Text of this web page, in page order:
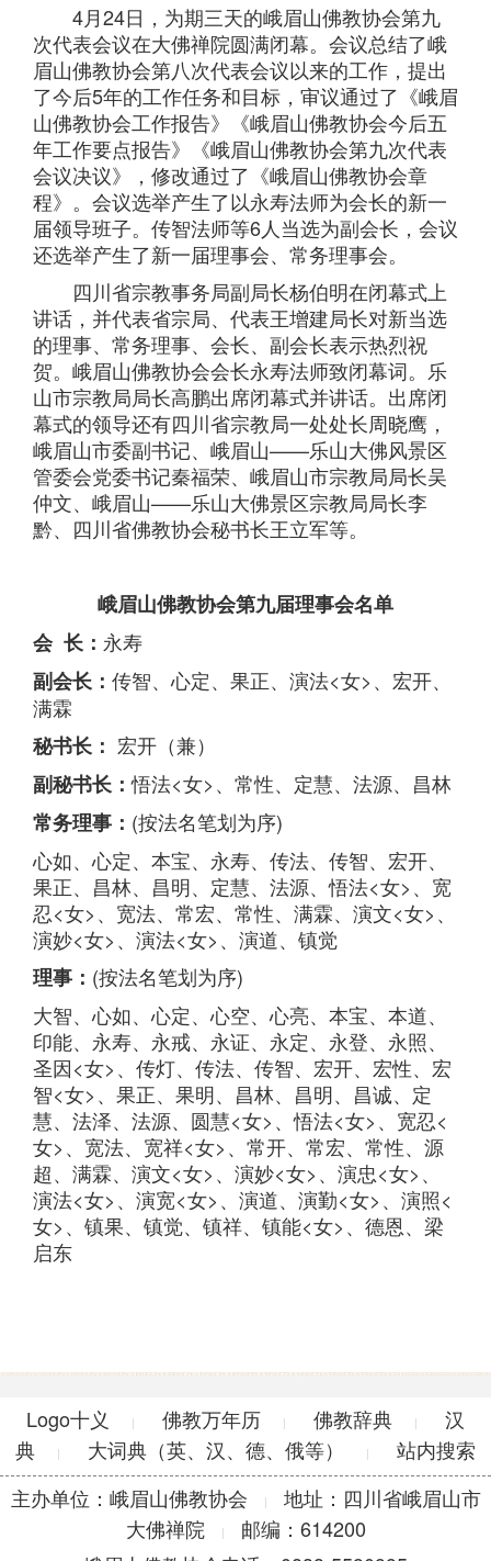
4月24日，为期三天的峨眉山佛教协会第九
次代表会议在大佛禅院圆满闭幕。会议总结了峨
眉山佛教协会第八次代表会议以来的工作，提出
了今后5年的工作任务和目标，审议通过了《峨眉
山佛教协会工作报告》《峨眉山佛教协会今后五
年工作要点报告》《峨眉山佛教协会第九次代表
会议决议》，修改通过了《峨眉山佛教协会章
程》。会议选举产生了以永寿法师为会长的新一
届领导班子。传智法师等6人当选为副会长，会议
还选举产生了新一届理事会、常务理事会。
四川省宗教事务局副局长杨伯明在闭幕式上
讲话，并代表省宗局、代表王增建局长对新当选
的理事、常务理事、会长、副会长表示热烈祝
贺。峨眉山佛教协会会长永寿法师致闭幕词。乐
山市宗教局局长高鹏出席闭幕式并讲话。出席闭
幕式的领导还有四川省宗教局一处处长周晓鹰，
峨眉山市委副书记、峨眉山——乐山大佛风景区
管委会党委书记秦福荣、峨眉山市宗教局局长吴
仲文、峨眉山——乐山大佛景区宗教局局长李
黔、四川省佛教协会秘书长王立军等。
峨眉山佛教协会第九届理事会名单
会 长： 永寿
副会长： 传智、心定、果正、演法<女>、宏开、
满霖
秘书长： 宏开（兼）
副秘书长：悟法<女>、常性、定慧、法源、昌林
常务理事： (按法名笔划为序)
心如、心定、本宝、永寿、传法、传智、宏开、
果正、昌林、昌明、定慧、法源、悟法<女>、宽
忍<女>、宽法、常宏、常性、满霖、演文<女>、
演妙<女>、演法<女>、演道、镇觉
理事： (按法名笔划为序)
大智、心如、心定、心空、心亮、本宝、本道、
印能、永寿、永戒、永证、永定、永登、永照、
圣因<女>、传灯、传法、传智、宏开、宏性、宏
智<女>、果正、果明、昌林、昌明、昌诚、定
慧、法泽、法源、圆慧<女>、悟法<女>、宽忍<
女>、宽法、宽祥<女>、常开、常宏、常性、源
超、满霖、演文<女>、演妙<女>、演忠<女>、
演法<女>、演宽<女>、演道、演勤<女>、演照<
女>、镇果、镇觉、镇祥、镇能<女>、德恩、梁
启东
Logo十义 | 佛教万年历 | 佛教辞典 |
汉
典
| 大词典（英、汉、德、俄等） |
站内搜索
主办单位：峨眉山佛教协会
|
地址：四川省峨眉山市
大佛禅院
|
邮编：614200